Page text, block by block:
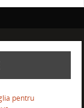
pentru